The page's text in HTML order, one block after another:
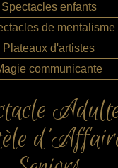
Spectacles enfants
de mentalisme
Plateaux d'artistes
communicante